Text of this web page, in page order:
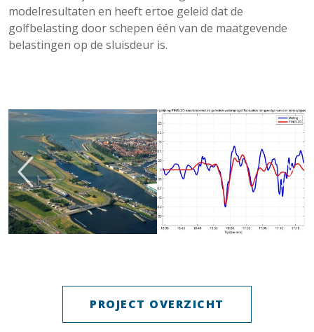
modelresultaten en heeft ertoe geleid dat de
golfbelasting door schepen één van de maatgevende
belastingen op de sluisdeur is.
PROJECT OVERZICHT